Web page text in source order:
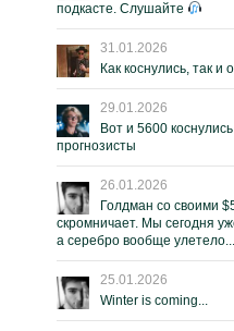
подкасте. Слушайте
31.01.2026
Как коснулись, так и
29.01.2026
Вот и 5600
прогнозисты
26.01.2026
Голдман со своими
скромничает. Мы сегодня
а серебро вообще улетело...
25.01.2026
Winter is coming...